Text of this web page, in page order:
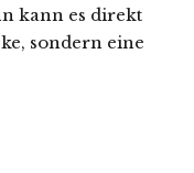
kann es direkt
sondern eine